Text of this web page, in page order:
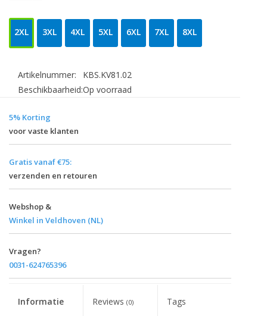
2XL 3XL 4XL 5XL 6XL 7XL 8XL
Artikelnummer:
KBS.KV81.02
Beschikbaarheid:Op voorraad
5% Korting
voor vaste klanten
Gratis vanaf €75:
verzenden en retouren
Webshop &
Winkel in Veldhoven (NL)
Vragen?
0031-624765396
Informatie Reviews(0) Tags